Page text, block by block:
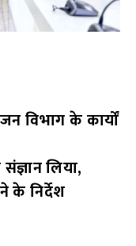
विभाग के कार्यों
लिया,
निर्देश